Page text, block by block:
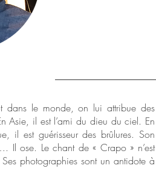
dans le monde, on lui attribue des
Asie, il est l’ami du dieu du ciel. En
il est guérisseur des brûlures. Son
Il ose. Le chant de « Crapo » n’est
Ses photographies sont un antidote à